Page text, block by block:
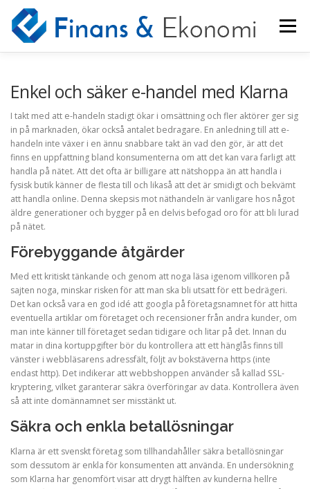
Hoppa
innehåll
Meny
OM INDUSTRIN
Enkel och säker e-handel med Klarna
I takt med att e-handeln stadigt ökar i omsättning och fler aktörer ger sig
in på marknaden, ökar också antalet bedragare. En anledning till att e-
handeln inte växer i en ännu snabbare takt än vad den gör, är att det
finns en uppfattning bland konsumenterna om att det kan vara farligt att
handla på nätet. Att det ofta är billigare att nätshoppa än att handla i
fysisk butik känner de flesta till och likaså att det är smidigt och bekvämt
att handla online. Denna skepsis mot näthandeln är vanligare hos något
äldre generationer och bygger på en delvis befogad oro för att bli lurad
på nätet.
Förebyggande åtgärder
Med ett kritiskt tänkande och genom att noga läsa igenom villkoren på
sajten noga, minskar risken för att man ska bli utsatt för ett bedrägeri.
Det kan också vara en god idé att googla på företagsnamnet för att hitta
eventuella artiklar om företaget och recensioner från andra kunder, om
man inte känner till företaget sedan tidigare och litar på det. Innan du
matar in dina kortuppgifter bör du kontrollera att ett hänglås finns till
vänster i webbläsarens adressfält, följt av bokstäverna https (inte
endast http). Det indikerar att webbshoppen använder så kallad SSL-
kryptering, vilket garanterar säkra överföringar av data. Kontrollera även
så att inte domännamnet ser misstänkt ut.
Säkra och enkla betallösningar
Klarna är ett svenskt företag som tillhandahåller säkra betallösningar
som dessutom är enkla för konsumenten att använda. En undersökning
som Klarna har genomfört visar att drygt hälften av kunderna hellre